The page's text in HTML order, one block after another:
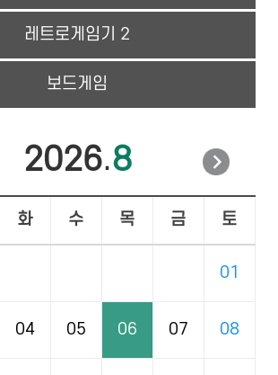
레트로게임기 2
보드게임
2026.8
다
음
달
화 수 목 금 토
01
04 05 06 07 08